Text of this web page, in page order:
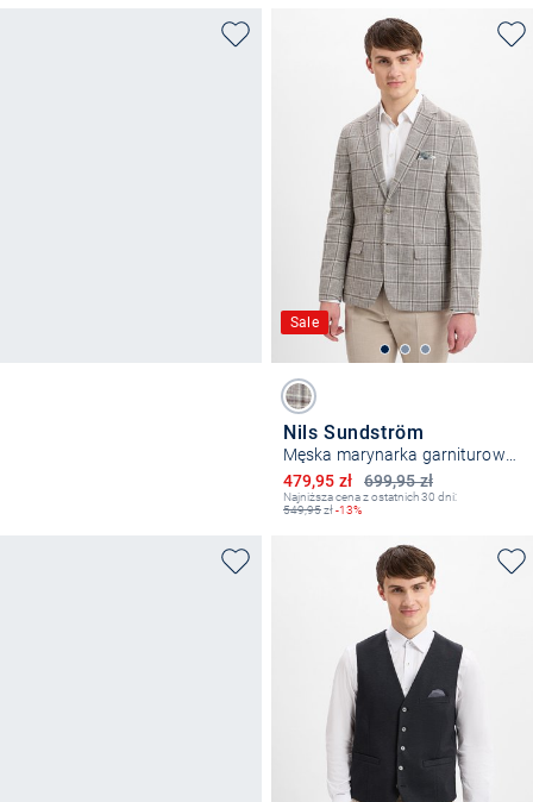
Sale
Nils Sundström
699,95 zł
Obniżona cena
479,95 zł
Najniższa cena z ostatnich 30 dni:
549,95zł-13%